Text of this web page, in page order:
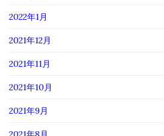
2022年1月
2021年12月
2021年11月
2021年10月
2021年9月